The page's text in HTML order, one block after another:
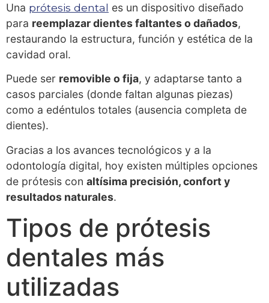
Una prótesis dental es un dispositivo diseñado
para reemplazar dientes faltantes o dañados,
restaurando la estructura, función y estética de la
cavidad oral.
Puede ser removible o fija, y adaptarse tanto a
casos parciales (donde faltan algunas piezas)
como a edéntulos totales (ausencia completa de
dientes).
Gracias a los avances tecnológicos y a la
odontología digital, hoy existen múltiples opciones
de prótesis con altísima precisión, confort y
resultados naturales.
Tipos de prótesis
dentales más
utilizadas